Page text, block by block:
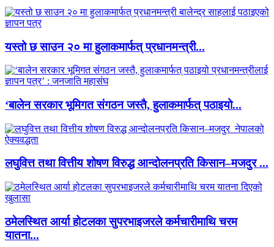
यस्तो छ साउन २० मा हुलाकमार्फत् प्रधानमन्त्री...
‘बालेन सरकार भूमिगत संगठन जस्तै, हुलाकमार्फत् पठाइयो...
लघुवित्त तथा वित्तीय शोषण विरुद्ध आन्दोलनप्रति किसान–मजदुर ...
ठमेलस्थित आर्या होटलका सुपरभाइजरले कर्मचारीमाथि चरम
यातना...